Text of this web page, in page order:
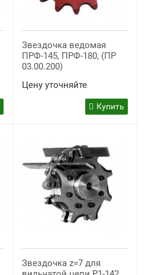
Звездочка ведомая
ПРФ-145, ПРФ-180, (ПР
03.00.200)
Цену уточняйте
Купить
Звездочка z=7 для